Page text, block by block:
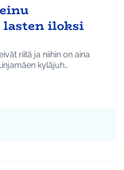
iloksi
riitä ja niihin on aina
Linjamäen kyläjuh…
Kellokoski
teeman mukaan: Ympäristö